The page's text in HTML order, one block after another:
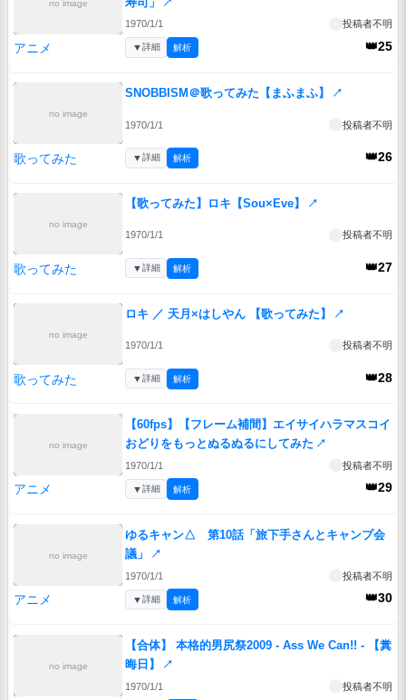
no image
1970/1/1 投稿者不明
アニメ 👑25
▼詳細 解析
no image
SNOBBISM＠歌ってみた【まふまふ】 ↗
1970/1/1 投稿者不明
歌ってみた 👑26
▼詳細 解析
no image
【歌ってみた】ロキ【Sou×Eve】 ↗
1970/1/1 投稿者不明
歌ってみた 👑27
▼詳細 解析
no image
ロキ ／ 天月×はしやん 【歌ってみた】 ↗
1970/1/1 投稿者不明
歌ってみた 👑28
▼詳細 解析
no image
【60fps】【フレーム補間】エイサイハラマスコイ
おどりをもっとぬるぬるにしてみた ↗
1970/1/1 投稿者不明
アニメ 👑29
▼詳細 解析
no image
ゆるキャン△ 第10話「旅下手さんとキャンプ会
議」
↗
1970/1/1 投稿者不明
アニメ 👑30
▼詳細 解析
no image
【合体】 本格的男尻祭2009 - Ass We Can!! - 【糞
晦日】
↗
1970/1/1 投稿者不明